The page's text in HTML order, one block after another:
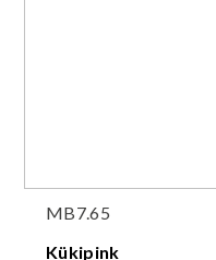
MB7.65
Kükipink